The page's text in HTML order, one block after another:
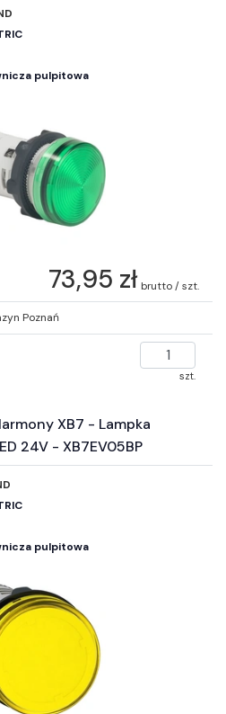
pulpitowa
73,95 zł brutto / szt.
Poznań
szt.
XB7 - Lampka
24V - XB7EV05BP
pulpitowa